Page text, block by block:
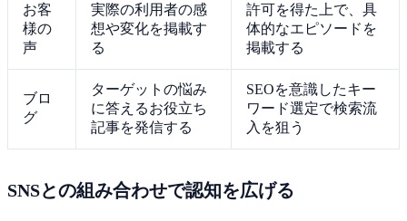
お客
様の
声
実際の利用者の感
想や変化を掲載す
る
許可を得た上で、具
体的なエピソードを
掲載する
ブロ
グ
ターゲットの悩み
に答えるお役立ち
記事を発信する
SEOを意識したキー
ワード選定で検索流
入を狙う
SNSとの組み合わせで認知を広げる